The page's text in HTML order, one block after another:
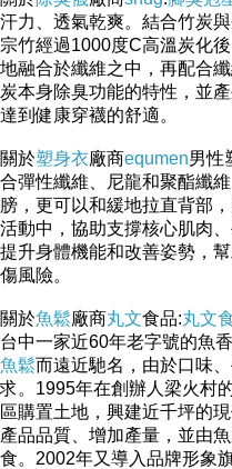
汗力、透氣乾爽。結合竹炭
宗竹經過1000度C高溫炭化
地融合於纖維之中，再配合
炭本身除臭功能的特性，並
達到健康穿襪的舒適。
關於塑身衣廠商equmen男性
合彈性纖維、尼龍和聚酯纖
膀，更可以和緩地拉直背部
活動中，協助支撐核心肌肉
提升身體機能和改善姿勢，
傷風險。
關於魚鬆廠商丸文食品:丸文
台中一家近60年老字號的魚
魚鬆而遠近馳名，由於口味
求。1995年在創辦人梁火村
區購置土地，興建近千坪的
產品品質、增加產量，並由
食。2002年又導入品牌形象